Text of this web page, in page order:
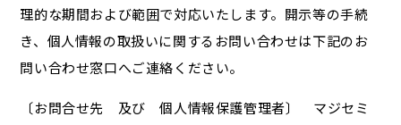
理的な期間および範囲で対応いたします。開示等の手続
き、個人情報の取扱いに関するお問い合わせは下記のお
問い合わせ窓口へご連絡ください。
〔お問合せ先 及び 個人情報保護管理者〕 マジセミ